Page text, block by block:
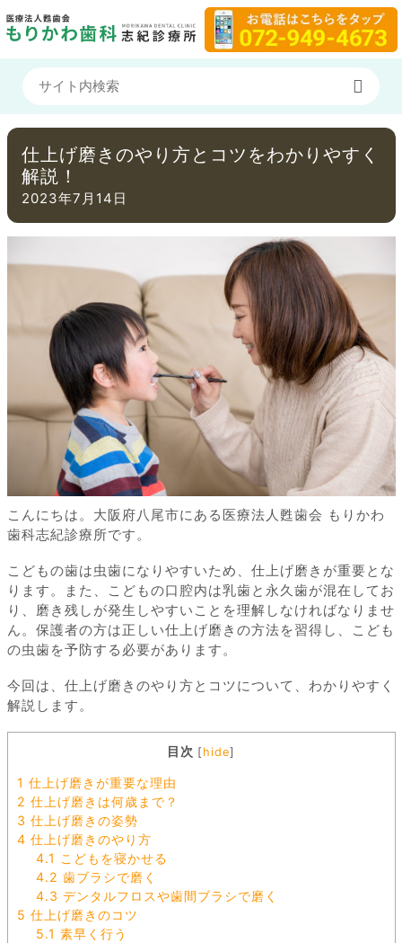
仕上げ磨きのやり方とコツをわかりやすく
解説！
2023年7月14日
こんにちは。大阪府八尾市にある医療法人甦歯会 もりかわ
歯科志紀診療所です。
こどもの歯は虫歯になりやすいため、仕上げ磨きが重要とな
ります。また、こどもの口腔内は乳歯と永久歯が混在してお
り、磨き残しが発生しやすいことを理解しなければなりませ
ん。保護者の方は正しい仕上げ磨きの方法を習得し、こども
の虫歯を予防する必要があります。
今回は、仕上げ磨きのやり方とコツについて、わかりやすく
解説します。
目次 [hide]
1 仕上げ磨きが重要な理由
2 仕上げ磨きは何歳まで？
3 仕上げ磨きの姿勢
4 仕上げ磨きのやり方
4.1 こどもを寝かせる
4.2 歯ブラシで磨く
4.3 デンタルフロスや歯間ブラシで磨く
5 仕上げ磨きのコツ
5.1 素早く行う